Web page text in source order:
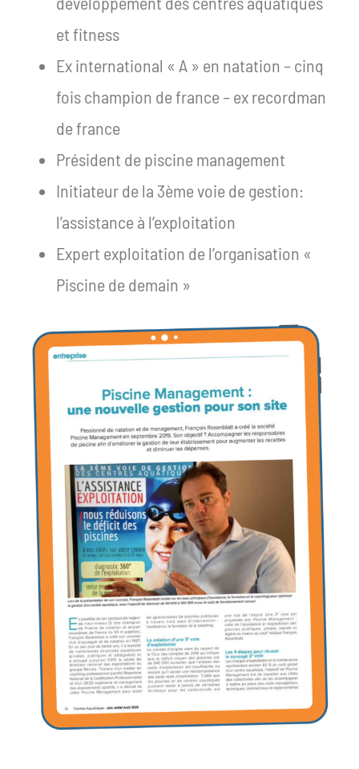
et fitness
Ex international « A » en natation – cinq
fois champion de france – ex recordman
de france
Président de piscine management
Initiateur de la 3ème voie de gestion:
l’assistance à l’exploitation
Expert exploitation de l’organisation «
Piscine de demain »